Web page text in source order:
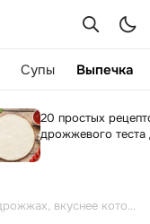
Супы Выпечка
20 простых
дрожжевого
15 рецептов оладий на дрожжах, вкуснее которых вы еще не ели